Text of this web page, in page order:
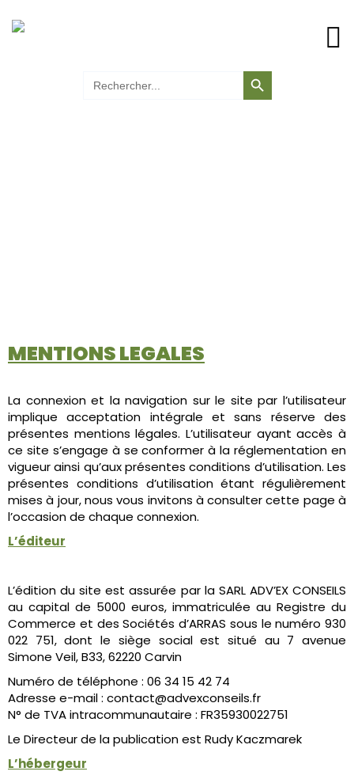
Search
for:
Search Button
MENTIONS LEGALES
La connexion et la navigation sur le site par l’utilisateur
implique acceptation intégrale et sans réserve des
présentes mentions légales. L’utilisateur ayant accès à
ce site s’engage à se conformer à la réglementation en
vigueur ainsi qu’aux présentes conditions d’utilisation. Les
présentes conditions d’utilisation étant régulièrement
mises à jour, nous vous invitons à consulter cette page à
l’occasion de chaque connexion.
L’éditeur
L’édition du site est assurée par la SARL ADV’EX CONSEILS
au capital de 5000 euros, immatriculée au Registre du
Commerce et des Sociétés d’ARRAS sous le numéro 930
022 751, dont le siège social est situé au 7 avenue
Simone Veil, B33, 62220 Carvin
Numéro de téléphone : 06 34 15 42 74
Adresse e-mail : contact@advexconseils.fr
N° de TVA intracommunautaire : FR35930022751
Le Directeur de la publication est Rudy Kaczmarek
L’hébergeur